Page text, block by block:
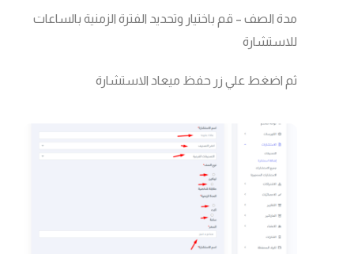
مدة الصف – قم باختيار وتحديد الفترة الزمنية بالساعات
للاستشارة
ثم اضغط علي زر حفظ ميعاد الاستشارة